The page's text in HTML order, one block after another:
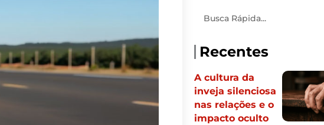
Recentes
A cultura da
inveja silenciosa
nas relações e o
impacto oculto